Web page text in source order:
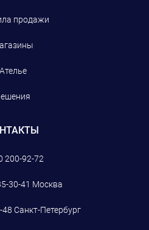
продажи
Ателье
200-92-72
30-41 Москва
48 Санкт-Петербург